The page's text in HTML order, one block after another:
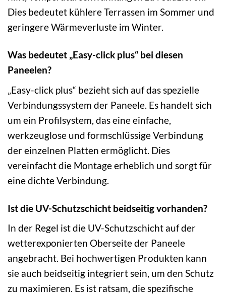
Dies bedeutet kühlere Terrassen im Sommer und
geringere Wärmeverluste im Winter.
Was bedeutet „Easy-click plus“ bei diesen
Paneelen?
„Easy-click plus“ bezieht sich auf das spezielle
Verbindungssystem der Paneele. Es handelt sich
um ein Profilsystem, das eine einfache,
werkzeuglose und formschlüssige Verbindung
der einzelnen Platten ermöglicht. Dies
vereinfacht die Montage erheblich und sorgt für
eine dichte Verbindung.
Ist die UV-Schutzschicht beidseitig vorhanden?
In der Regel ist die UV-Schutzschicht auf der
wetterexponierten Oberseite der Paneele
angebracht. Bei hochwertigen Produkten kann
sie auch beidseitig integriert sein, um den Schutz
zu maximieren. Es ist ratsam, die spezifische